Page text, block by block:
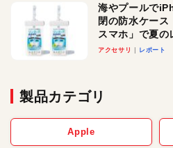
海やプールで
閉の防水ケー
スマホ」で夏の
アクセサリ レポート
製品カテゴリ
Apple